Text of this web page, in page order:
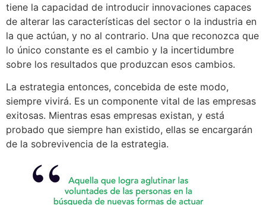
tiene la capacidad de introducir innovaciones capaces
de alterar las características del sector o la industria en
la que actúan, y no al contrario. Una que reconozca que
lo único constante es el cambio y la incertidumbre
sobre los resultados que produzcan esos cambios.
La estrategia entonces, concebida de este modo,
siempre vivirá. Es un componente vital de las empresas
exitosas. Mientras esas empresas existan, y está
probado que siempre han existido, ellas se encargarán
de la sobrevivencia de la estrategia.